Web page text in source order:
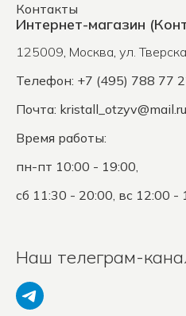
Контакты
Интернет-магазин
125009, Москва, ул.
Телефон: +7 (495) 788 77
Почта: kristall_otzyv@mail.ru
Время работы:
пн-пт 10:00 - 19:00,
сб 11:30 - 20:00, вс 12:00 -
Наш телеграм-